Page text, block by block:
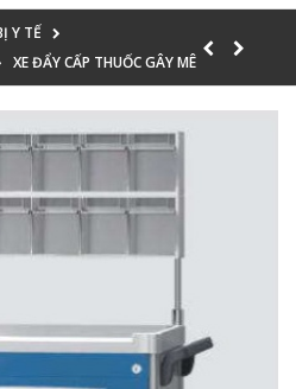
Y TẾ
XE ĐẨY CẤP THUỐC GÂY MÊ